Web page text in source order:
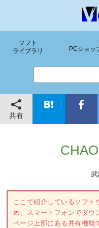
ソフト
ライブラリ
PCショッ
共有
武
ここで紹介しているソフト
め、スマートフォンでダウ
ページ上部にある共有機能